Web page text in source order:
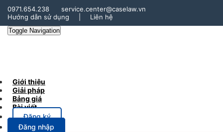
0971.654.238
service.center@caselaw.vn
Hướng dẫn sử dụng
Liên hệ
Toggle Navigation
Giới thiệu
Giải pháp
Bảng giá
Bài viết
Đăng ký
Đăng nhập